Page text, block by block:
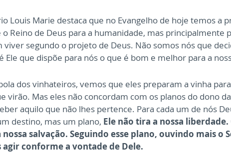
Louis Marie destaca que no Evangelho de hoje temos a
o Reino de Deus para a humanidade, mas principalmente
viver segundo o projeto de Deus. Não somos nós que
Ele que dispõe para nós o que é bom e melhor para a
dos vinhateiros, vemos que eles preparam a vinha
virão. Mas eles não concordam com os planos do dono
aquilo que não lhes pertence. Para cada um de nós
destino, mas um plano, Ele não tira a nossa
nossa salvação. Seguindo esse plano, ouvindo mais o
agir conforme a vontade de Dele.